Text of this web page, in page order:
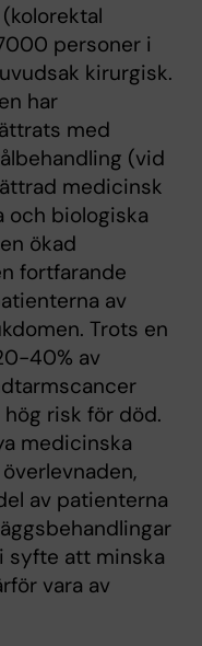
personer i
kirurgisk.
har
med
(vid
medicinsk
och biologiska
ökad
fortfarande
av
Trots en
40% av
risk för död.
medicinska
av patienterna
syfte att minska
vara av